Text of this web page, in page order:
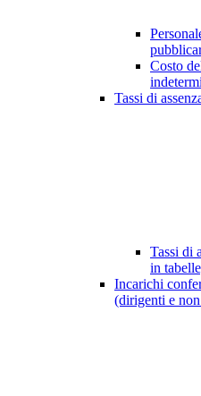
Costo
Tassi di
Tassi di
in
Incarichi
(dirigenti e